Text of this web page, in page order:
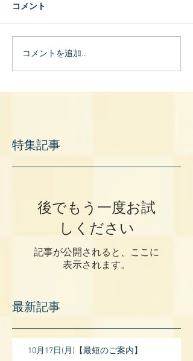
コメント
コメントを追加…
特集記事
後でもう一度お試
しください
記事が公開されると、ここに
表示されます。
最新記事
10月17日(月)【最短のご案内】